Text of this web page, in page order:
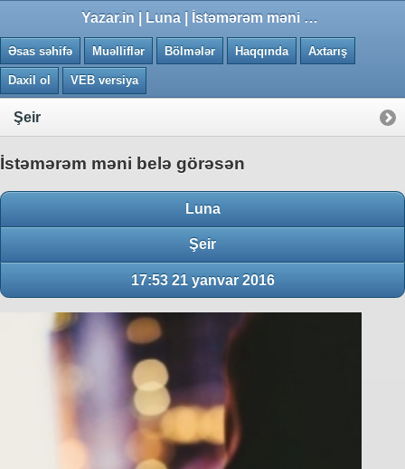
Yazar.in | Luna | İstəmərəm məni belə görəsən
Əsas səhifə Muəlliflər Bölmələr Haqqında Axtarış
Daxil ol VEB versiya
Şeir
İstəmərəm məni belə görəsən
Luna
Şeir
17:53 21 yanvar 2016